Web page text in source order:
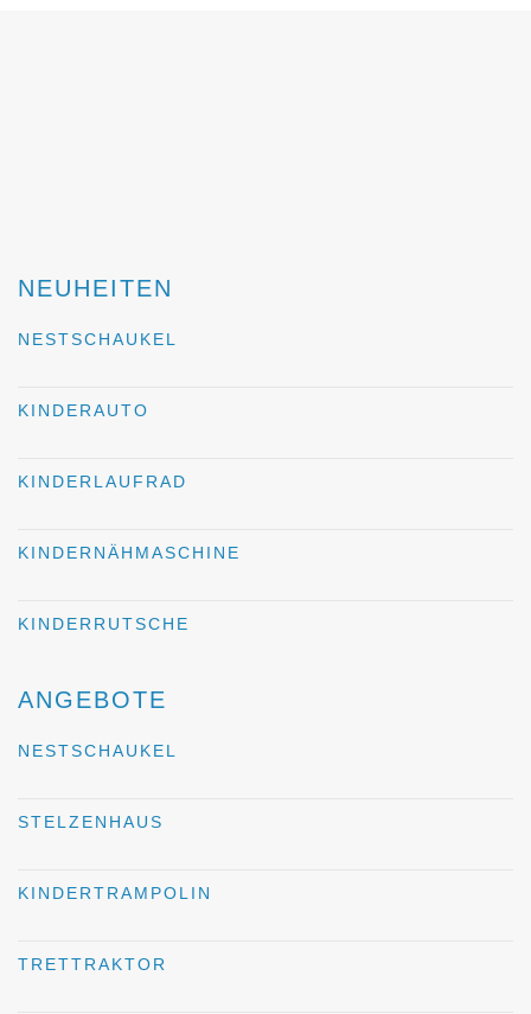
NEUHEITEN
NESTSCHAUKEL
KINDERAUTO
KINDERLAUFRAD
KINDERNÄHMASCHINE
KINDERRUTSCHE
ANGEBOTE
NESTSCHAUKEL
STELZENHAUS
KINDERTRAMPOLIN
TRETTRAKTOR